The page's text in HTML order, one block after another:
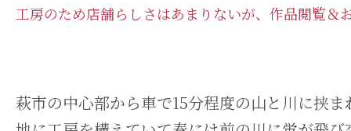
工房のため店舗らしさはあまりないが、作品閲覧＆
萩市の中心部から車で15分程度の山と川に挟